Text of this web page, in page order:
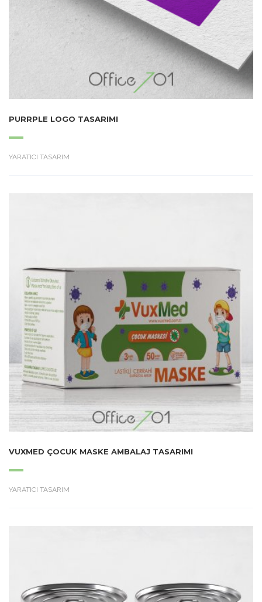
PURRPLE LOGO TASARIMI
YARATICI TASARIM
VUXMED ÇOCUK MASKE AMBALAJ TASARIMI
YARATICI TASARIM